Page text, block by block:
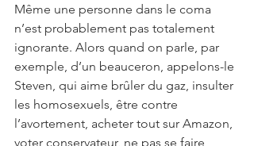
Même une personne dans le coma
n’est probablement pas totalement
ignorante. Alors quand on parle, par
exemple, d’un beauceron, appelons-le
Steven, qui aime brûler du gaz, insulter
les homosexuels, être contre
l’avortement, acheter tout sur Amazon,
voter conservateur, ne pas se faire